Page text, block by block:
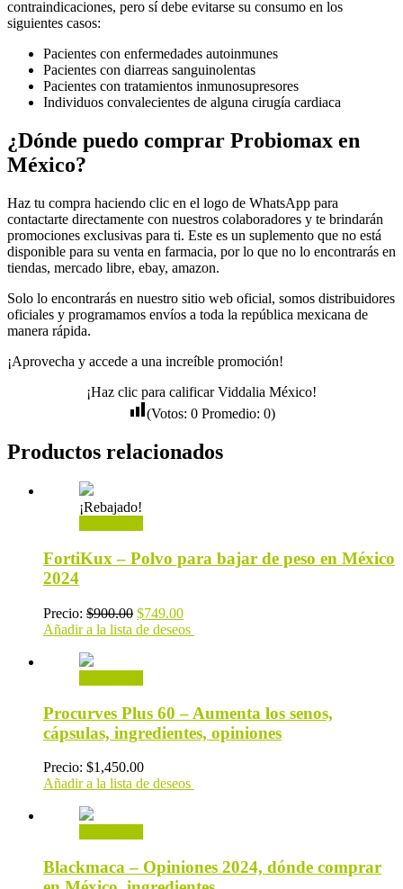
contraindicaciones, pero sí debe evitarse su consumo en los
siguientes casos:
Pacientes con enfermedades autoinmunes
Pacientes con diarreas sanguinolentas
Pacientes con tratamientos inmunosupresores
Individuos convalecientes de alguna cirugía cardiaca
¿Dónde puedo comprar Probiomax en
México?
Haz tu compra haciendo clic en el logo de WhatsApp para
contactarte directamente con nuestros colaboradores y te brindarán
promociones exclusivas para ti. Este es un suplemento que no está
disponible para su venta en farmacia, por lo que no lo encontrarás en
tiendas, mercado libre, ebay, amazon.
Solo lo encontrarás en nuestro sitio web oficial, somos distribuidores
oficiales y programamos envíos a toda la república mexicana de
manera rápida.
¡Aprovecha y accede a una increíble promoción!
¡Haz clic para calificar Viddalia México!
(Votos: 0Promedio: 0)
Productos relacionados
¡Rebajado!
FortiKux – Polvo para bajar de peso en México
2024
Precio: $900.00 $749.00
Añadir a la lista de deseos
Procurves Plus 60 – Aumenta los senos,
cápsulas, ingredientes, opiniones
Precio: $1,450.00
Añadir a la lista de deseos
Blackmaca – Opiniones 2024, dónde comprar